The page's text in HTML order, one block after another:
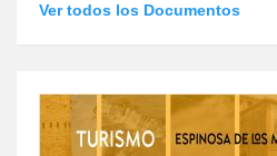
Ver todos los Documentos